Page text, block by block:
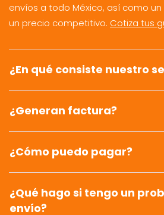
envíos a todo México, así como
un precio competitivo. Cotiza tus
¿En qué consiste nuestro
¿Generan factura?
¿Cómo puedo pagar?
¿Qué hago si tengo un
envío?